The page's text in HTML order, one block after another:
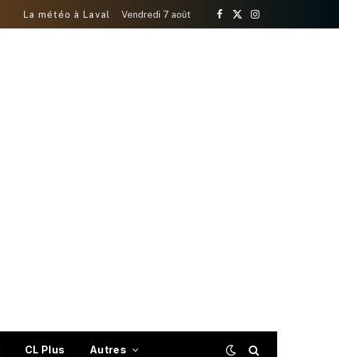
La météo à Laval Vendredi 7 août
Facebook
X
Instagram
CL Plus Autres